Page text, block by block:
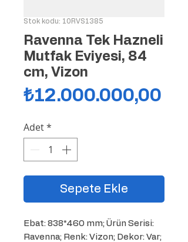
Stok kodu: 10RVS1385
Ravenna Tek Hazneli
Mutfak Eviyesi, 84
cm, Vizon
₺12.000.000,00
Adet*
Sepete Ekle
Ebat: 838*460 mm; Ürün Serisi:
Ravenna; Renk: Vizon; Dekor: Var;